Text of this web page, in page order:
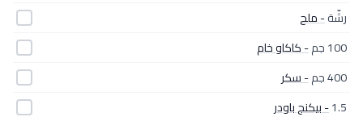
رشّة- ملح
100 جم
- كاكاو خام
400 جم
- سكر
1.5- بيكنج باودر